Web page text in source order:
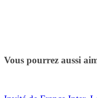
Vous pourrez aussi